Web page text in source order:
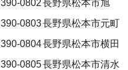
390-0802長野県松本市旭
390-0803長野県松本市元町
390-0804長野県松本市横田
390-0805長野県松本市清水